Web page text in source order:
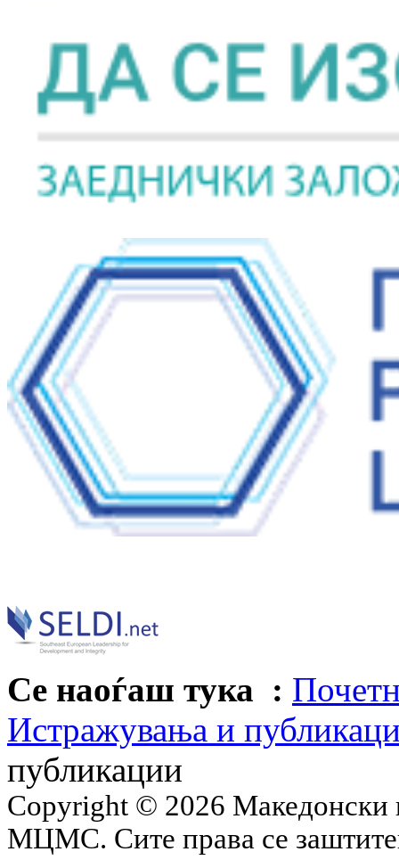
Се наоѓаш тука :
Истражувања и
публикации
Copyright © 2026 Македонски
МЦМС. Сите права се